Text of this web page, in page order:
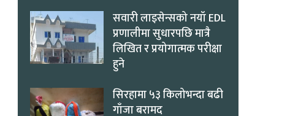
सवारी लाइसेन्सको नयाँ EDL
प्रणालीमा सुधारपछि मात्रै
लिखित र प्रयोगात्मक परीक्षा
हुने
सिरहामा ५३ किलोभन्दा बढी
गाँजा बरामद